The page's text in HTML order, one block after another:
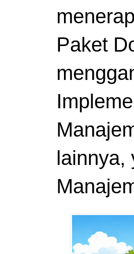
Paket
lainnya,